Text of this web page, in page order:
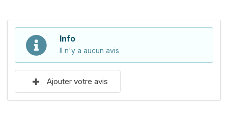
Info
Il n'y a aucun avis
Ajouter votre avis